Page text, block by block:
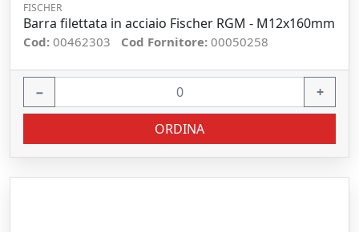
FISCHER
Barra filettata in acciaio Fischer RGM - M12x160mm
Cod: 00462303 Cod Fornitore: 00050258
− +
ORDINA